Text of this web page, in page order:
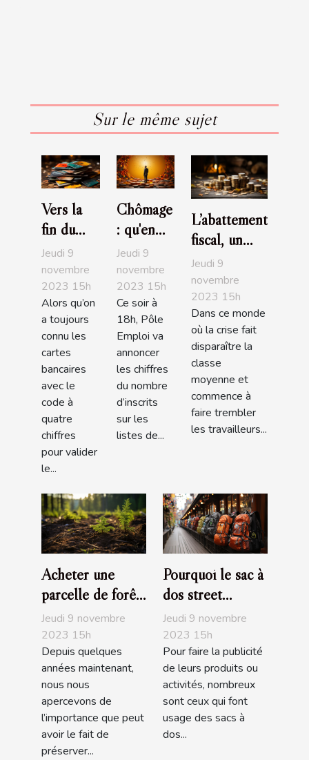
Sur le même sujet
Vers la
fin du
code
pour les
carte
bancaire
?
Jeudi 9
novembre
2023 15h
Alors qu’on
a toujours
connu les
cartes
bancaires
avec le
code à
quatre
chiffres
pour valider
le...
Chômage
: qu'en
est-il
entre les
deux
tours?
Jeudi 9
novembre
2023 15h
Ce soir à
18h, Pôle
Emploi va
annoncer
les chiffres
du nombre
d’inscrits
sur les
listes de...
L’abattement
fiscal, un
bon moyen
de
redescendre
dans les
barèmes
Jeudi 9
novembre
2023 15h
Dans ce monde
où la crise fait
disparaître la
classe
moyenne et
commence à
faire trembler
les travailleurs...
Acheter une
parcelle de forêt,
un investissement
écologique
Jeudi 9 novembre
2023 15h
Depuis quelques
années maintenant,
nous nous
apercevons de
l’importance que peut
avoir le fait de
préserver...
Pourquoi le sac à
dos street
marketing est
pratique ?
Jeudi 9 novembre
2023 15h
Pour faire la publicité
de leurs produits ou
activités, nombreux
sont ceux qui font
usage des sacs à
dos...